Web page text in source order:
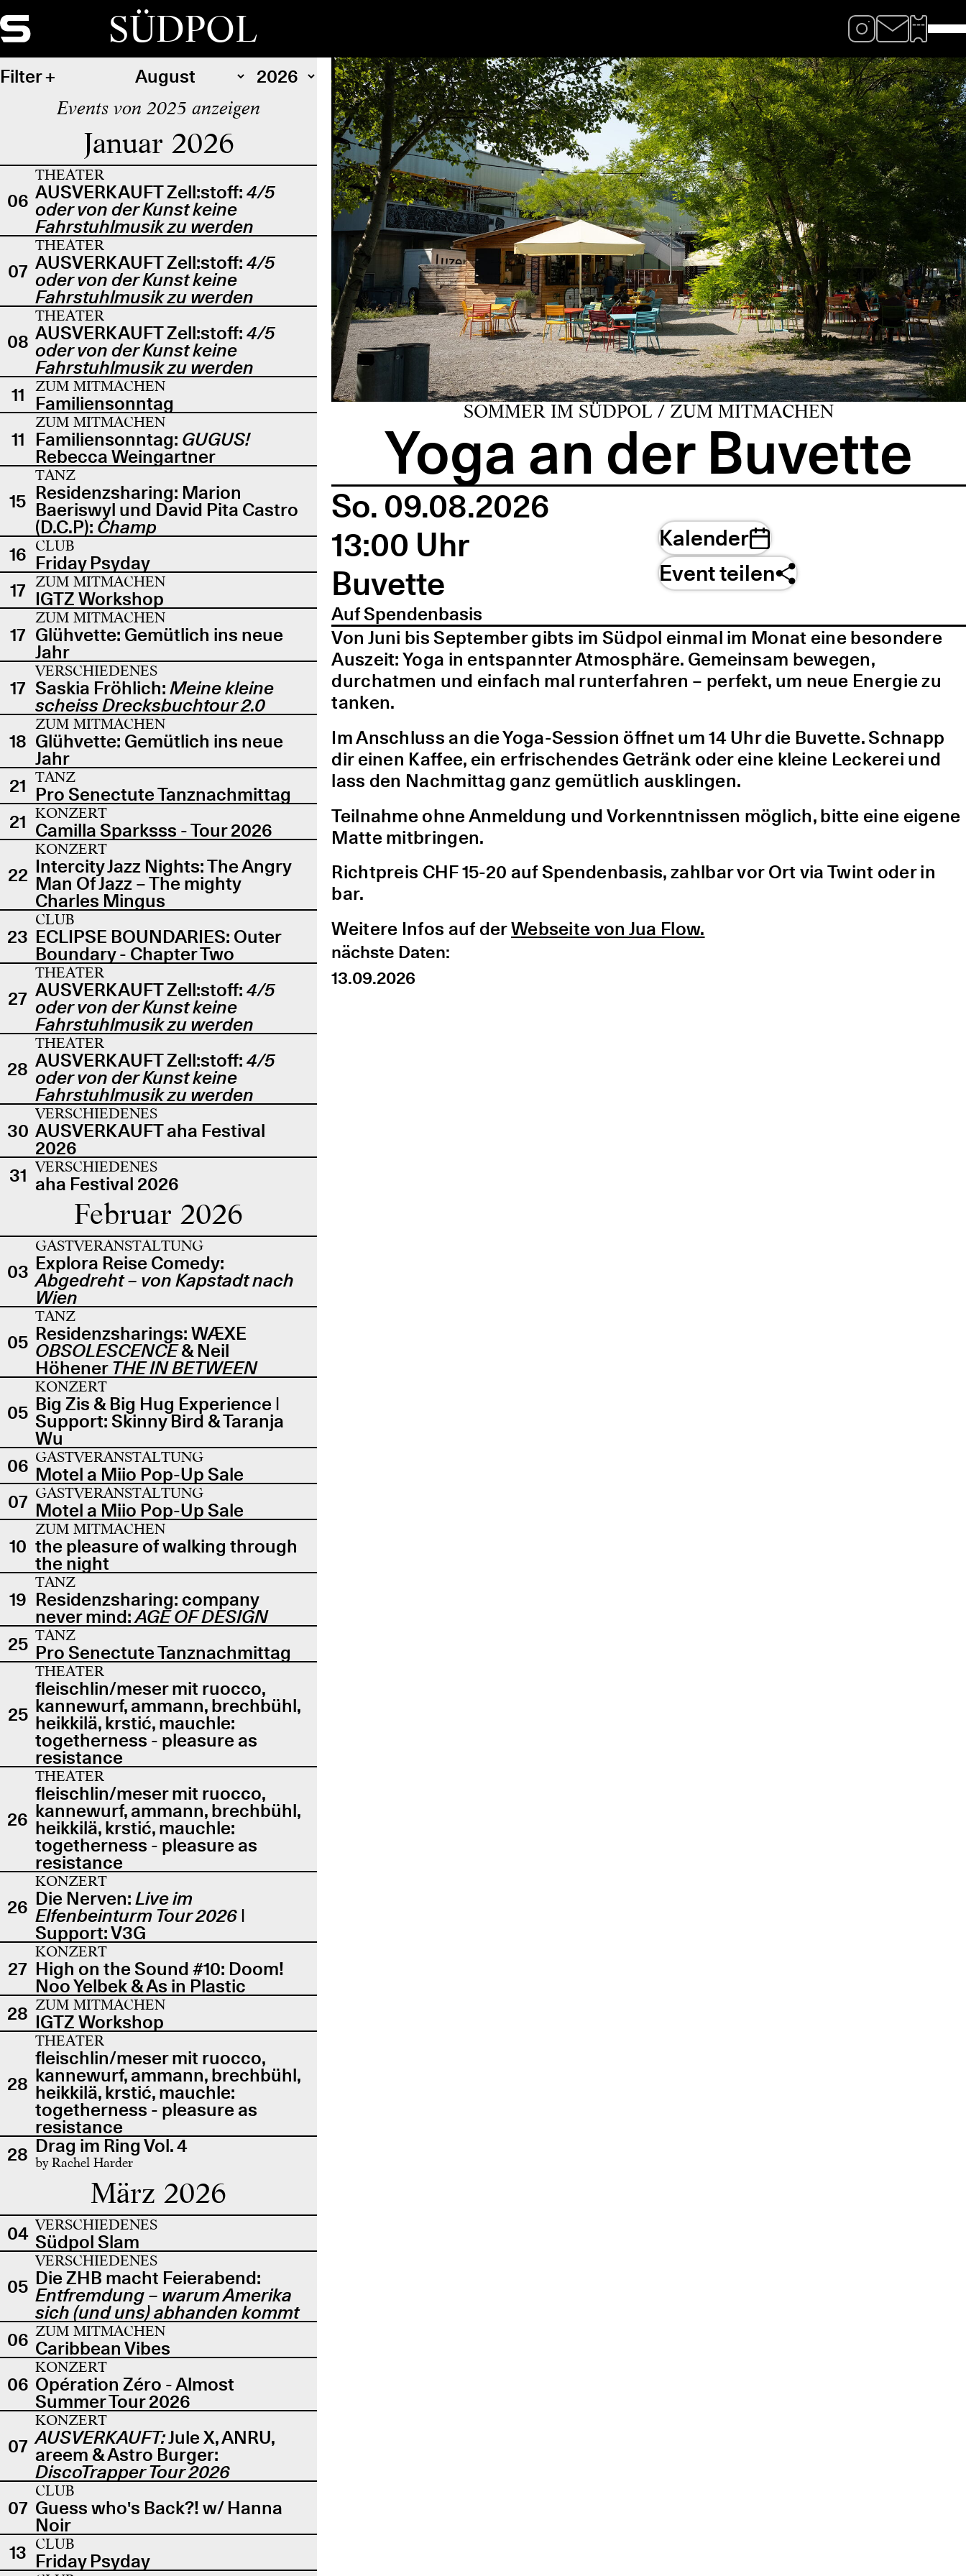
SÜDPOL
Filter
Events von 2025 anzeigen
Januar 2026
06
THEATER
AUSVERKAUFT Zell:stoff: 4/5
oder von der Kunst keine
Fahrstuhlmusik zu werden
07
THEATER
AUSVERKAUFT Zell:stoff: 4/5
oder von der Kunst keine
Fahrstuhlmusik zu werden
08
THEATER
AUSVERKAUFT Zell:stoff: 4/5
oder von der Kunst keine
Fahrstuhlmusik zu werden
11
ZUM MITMACHEN
Familiensonntag
11
ZUM MITMACHEN
Familiensonntag: GUGUS!
Rebecca Weingartner
15
TANZ
Residenzsharing: Marion
Baeriswyl und David Pita Castro
(D.C.P): Champ
16 CLUB
Friday Psyday
17 ZUM MITMACHEN
IGTZ Workshop
17
ZUM MITMACHEN
Glühvette: Gemütlich ins neue
Jahr
17
VERSCHIEDENES
Saskia Fröhlich: Meine kleine
scheiss Drecksbuchtour 2.0
18
ZUM MITMACHEN
Glühvette: Gemütlich ins neue
Jahr
21 TANZ
Pro Senectute Tanznachmittag
21 KONZERT
Camilla Sparksss - Tour 2026
22
KONZERT
Intercity Jazz Nights: The Angry
Man Of Jazz – The mighty
Charles Mingus
23
CLUB
ECLIPSE BOUNDARIES: Outer
Boundary - Chapter Two
27
THEATER
AUSVERKAUFT Zell:stoff: 4/5
oder von der Kunst keine
Fahrstuhlmusik zu werden
28
THEATER
AUSVERKAUFT Zell:stoff: 4/5
oder von der Kunst keine
Fahrstuhlmusik zu werden
30
VERSCHIEDENES
AUSVERKAUFT aha Festival
2026
31 VERSCHIEDENES
aha Festival 2026
Februar 2026
03
GASTVERANSTALTUNG
Explora Reise Comedy:
Abgedreht – von Kapstadt nach
Wien
05
TANZ
Residenzsharings: WÆXE
OBSOLESCENCE& Neil
Höhener THE IN BETWEEN
05
KONZERT
Big Zis & Big Hug Experience |
Support: Skinny Bird & Taranja
Wu
06 GASTVERANSTALTUNG
Motel a Miio Pop-Up Sale
07 GASTVERANSTALTUNG
Motel a Miio Pop-Up Sale
10
ZUM MITMACHEN
the pleasure of walking through
the night
19
TANZ
Residenzsharing: company
never mind:AGE OF DESIGN
25 TANZ
Pro Senectute Tanznachmittag
25
THEATER
fleischlin/meser mit ruocco,
kannewurf, ammann, brechbühl,
heikkilä, krstić, mauchle:
togetherness - pleasure as
resistance
26
THEATER
fleischlin/meser mit ruocco,
kannewurf, ammann, brechbühl,
heikkilä, krstić, mauchle:
togetherness - pleasure as
resistance
26
KONZERT
Die Nerven:Live im
Elfenbeinturm Tour 2026 |
Support: V3G
27
KONZERT
High on the Sound #10: Doom!
Noo Yelbek & As in Plastic
28 ZUM MITMACHEN
IGTZ Workshop
28
THEATER
fleischlin/meser mit ruocco,
kannewurf, ammann, brechbühl,
heikkilä, krstić, mauchle:
togetherness - pleasure as
resistance
28 Drag im Ring Vol. 4
by Rachel Harder
März 2026
04 VERSCHIEDENES
Südpol Slam
05
VERSCHIEDENES
Die ZHB macht Feierabend:
Entfremdung – warum Amerika
sich (und uns) abhanden kommt
06 ZUM MITMACHEN
Caribbean Vibes
06
KONZERT
Opération Zéro - Almost
Summer Tour 2026
07
KONZERT
AUSVERKAUFT:Jule X, ANRU,
areem & Astro Burger:
DiscoTrapper Tour 2026
07
CLUB
Guess who's Back?! w/ Hanna
Noir
13 CLUB
Friday Psyday
SOMMER IM SÜDPOL / ZUM MITMACHEN
Yoga an der Buvette
So. 09.08.2026
13:00 Uhr
Buvette
Auf Spendenbasis
Kalender
Event teilen
Von Juni bis September gibts im Südpol einmal im Monat eine besondere
Auszeit: Yoga in entspannter Atmosphäre. Gemeinsam bewegen,
durchatmen und einfach mal runterfahren – perfekt, um neue Energie zu
tanken.
Im Anschluss an die Yoga-Session öffnet um 14 Uhr die Buvette. Schnapp
dir einen Kaffee, ein erfrischendes Getränk oder eine kleine Leckerei und
lass den Nachmittag ganz gemütlich ausklingen.
Teilnahme ohne Anmeldung und Vorkenntnissen möglich, bitte eine eigene
Matte mitbringen.
Richtpreis CHF 15-20 auf Spendenbasis, zahlbar vor Ort via Twint oder in
bar.
Weitere Infos auf derWebseite von Jua Flow.
nächste Daten:
13.09.2026